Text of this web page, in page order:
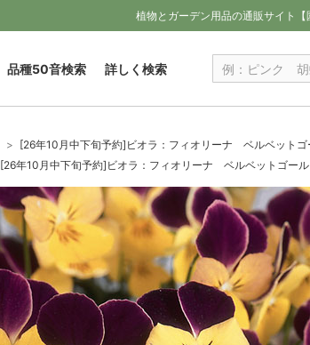
植物とガーデン用品の通販サイト
品種50音検索 詳しく検索
[26年10月中下旬予約]ビオラ：フィオリーナ ベルベットゴ
[26年10月中下旬予約]ビオラ：フィオリーナ ベルベットゴール